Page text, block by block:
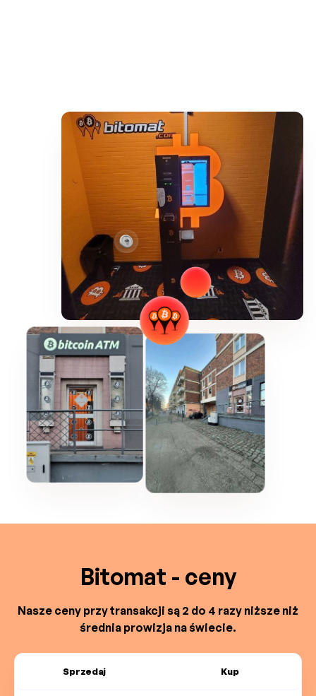
Bitomat - ceny
Nasze ceny przy transakcji są 2 do 4 razy niższe niż
średnia prowizja na świecie.
Sprzedaj Kup